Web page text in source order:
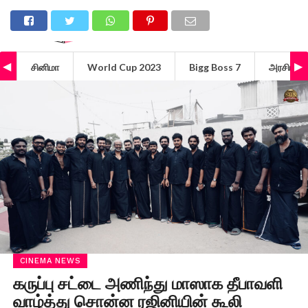
சினிமா World Cup 2023 Bigg Boss 7 அரசியல்
CINEMA NEWS
கருப்பு சட்டை அணிந்து மாஸாக தீபாவளி
வாழ்த்து சொன்ன ரஜினியின் கூலி